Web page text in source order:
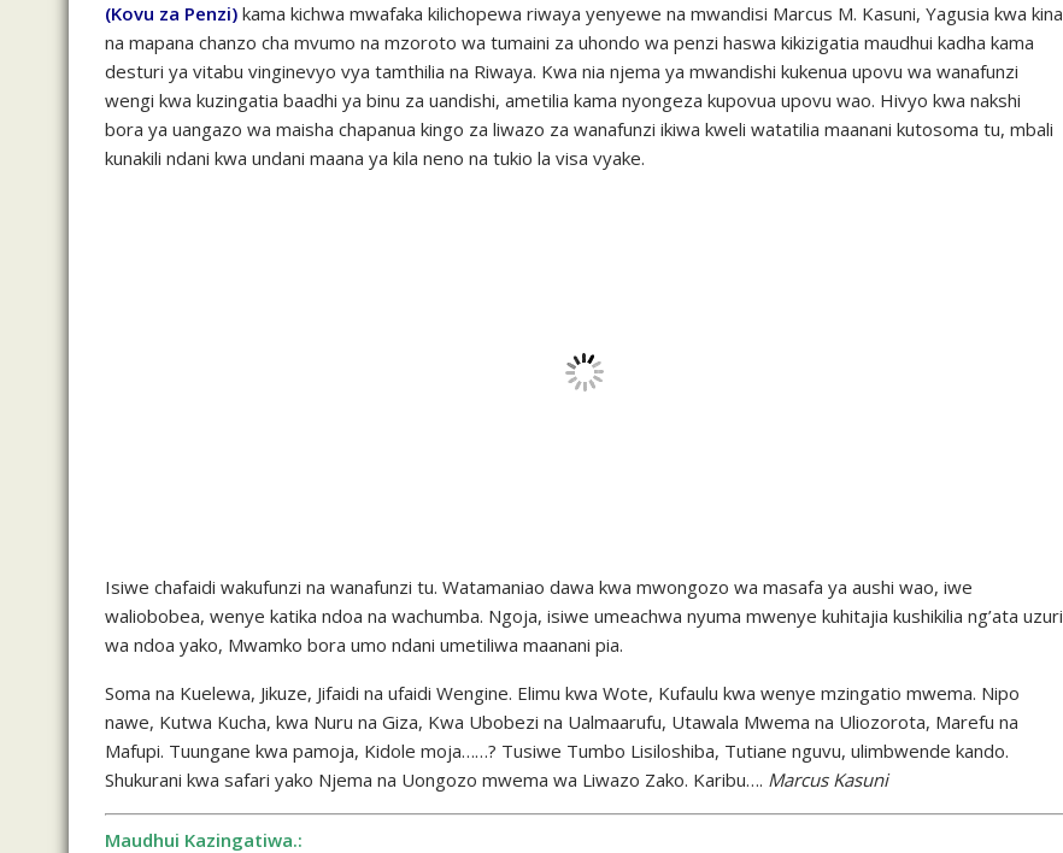
(Kovu za Penzi) kama kichwa mwafaka kilichopewa riwaya yenyewe na mwandisi Marcus M. Kasuni, Yagusia kwa kina
na mapana chanzo cha mvumo na mzoroto wa tumaini za uhondo wa penzi haswa kikizigatia maudhui kadha kama
desturi ya vitabu vinginevyo vya tamthilia na Riwaya. Kwa nia njema ya mwandishi kukenua upovu wa wanafunzi
wengi kwa kuzingatia baadhi ya binu za uandishi, ametilia kama nyongeza kupovua upovu wao. Hivyo kwa nakshi
bora ya uangazo wa maisha chapanua kingo za liwazo za wanafunzi ikiwa kweli watatilia maanani kutosoma tu, mbali
kunakili ndani kwa undani maana ya kila neno na tukio la visa vyake.
Isiwe chafaidi wakufunzi na wanafunzi tu. Watamaniao dawa kwa mwongozo wa masafa ya aushi wao, iwe
waliobobea, wenye katika ndoa na wachumba. Ngoja, isiwe umeachwa nyuma mwenye kuhitajia kushikilia ng’ata uzuri
wa ndoa yako, Mwamko bora umo ndani umetiliwa maanani pia.
Soma na Kuelewa, Jikuze, Jifaidi na ufaidi Wengine. Elimu kwa Wote, Kufaulu kwa wenye mzingatio mwema. Nipo
nawe, Kutwa Kucha, kwa Nuru na Giza, Kwa Ubobezi na Ualmaarufu, Utawala Mwema na Uliozorota, Marefu na
Mafupi. Tuungane kwa pamoja, Kidole moja……? Tusiwe Tumbo Lisiloshiba, Tutiane nguvu, ulimbwende kando.
Shukurani kwa safari yako Njema na Uongozo mwema wa Liwazo Zako. Karibu…. Marcus Kasuni
Maudhui Kazingatiwa.: